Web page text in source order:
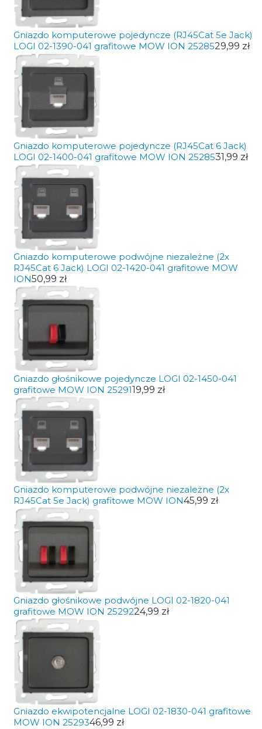
Gniazdo komputerowe pojedyncze (RJ45Cat 5e Jack)
LOGI 02-1390-041 grafitowe MOW ION 2528529,99 zł
Gniazdo komputerowe pojedyncze (RJ45Cat 6 Jack)
LOGI 02-1400-041 grafitowe MOW ION 2528531,99 zł
Gniazdo komputerowe podwójne niezależne (2x
RJ45Cat 6 Jack) LOGI 02-1420-041 grafitowe MOW
ION50,99 zł
Gniazdo głośnikowe pojedyncze LOGI 02-1450-041
grafitowe MOW ION 2529119,99 zł
Gniazdo komputerowe podwójne niezależne (2x
RJ45Cat 5e Jack) grafitowe MOW ION45,99 zł
Gniazdo głośnikowe podwójne LOGI 02-1820-041
grafitowe MOW ION 2529224,99 zł
Gniazdo ekwipotencjalne LOGI 02-1830-041 grafitowe
MOW ION 2529346,99 zł